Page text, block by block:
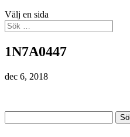
Välj en sida
1N7A0447
dec 6, 2018
efter: